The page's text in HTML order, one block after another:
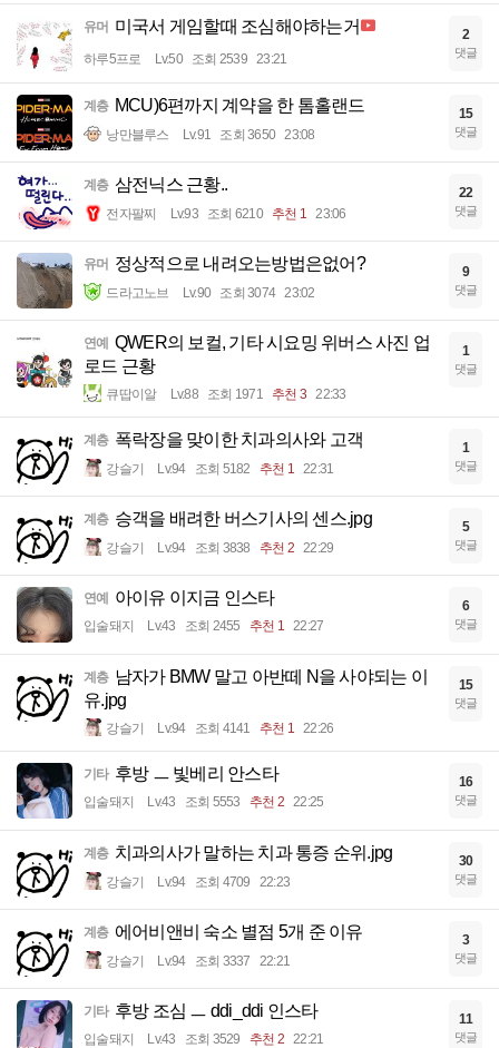
유머 미국서 게임할때 조심해야하는거
하루5프로 Lv.50 조회 2539 23:21
2
댓글
계층 MCU)6편까지 계약을 한 톰홀랜드
낭만블루스 Lv.91 조회 3650 23:08
15
댓글
계층 삼전닉스 근황..
전자팔찌 Lv.93 조회 6210 추천 1 23:06
22
댓글
유머 정상적으로 내려오는방법은없어?
드라고노브 Lv.90 조회 3074 23:02
9
댓글
연예
QWER의 보컬, 기타 시요밍 위버스 사진 업
로드 근황
큐땁이알 Lv.88 조회 1971 추천 3 22:33
1
댓글
계층 폭락장을 맞이한 치과의사와 고객
강슬기 Lv.94 조회 5182 추천 1 22:31
1
댓글
계층 승객을 배려한 버스기사의 센스.jpg
강슬기 Lv.94 조회 3838 추천 2 22:29
5
댓글
연예 아이유 이지금 인스타
입술돼지 Lv.43 조회 2455 추천 1 22:27
6
댓글
계층 남자가 BMW 말고 아반떼 N을 사야되는 이
유.jpg
강슬기 Lv.94 조회 4141 추천 1 22:26
15
댓글
기타 후방 ㅡ 빛베리 안스타
입술돼지 Lv.43 조회 5553 추천 2 22:25
16
댓글
계층 치과의사가 말하는 치과 통증 순위.jpg
강슬기 Lv.94 조회 4709 22:23
30
댓글
계층 에어비앤비 숙소 별점 5개 준 이유
강슬기 Lv.94 조회 3337 22:21
3
댓글
기타 후방 조심 ㅡ ddi_ddi 인스타
입술돼지 Lv.43 조회 3529 추천 2 22:21
11
댓글